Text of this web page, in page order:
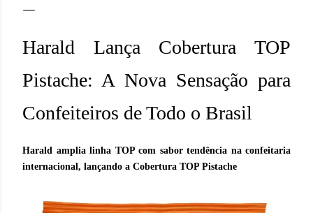
Harald Lança Cobertura TOP
Pistache: A Nova Sensação para
Confeiteiros de Todo o Brasil
Harald amplia linha TOP com sabor tendência na confeitaria
internacional, lançando a Cobertura TOP Pistache